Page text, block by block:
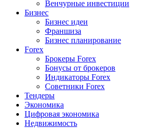
Венчурные инвестиции
Бизнес
Бизнес идеи
Франшиза
Бизнес планирование
Forex
Брокеры Forex
Бонусы от брокеров
Индикаторы Forex
Советники Forex
Тендеры
Экономика
Цифровая экономика
Недвижимость